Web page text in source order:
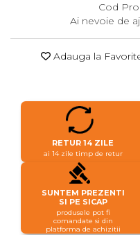
Cod
Ai nevoie de
Adauga la
RETUR 14 ZILE
ai 14 zile timp de retur
SUNTEM PREZENTI
SI PE SICAP
produsele pot fi
comandate si din
platforma de achizitii